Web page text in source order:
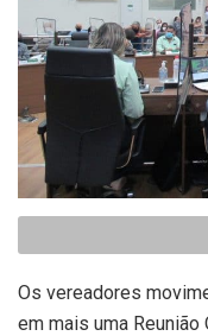
Os vereadores
em mais uma